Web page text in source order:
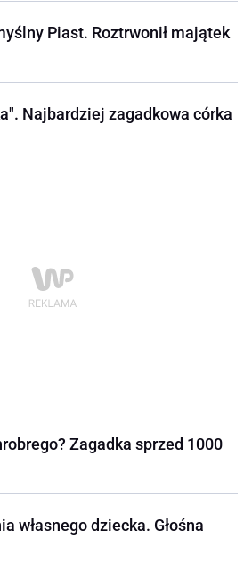
Piast. Roztrwonił majątek
Najbardziej zagadkowa córka
Zagadka sprzed 1000
własnego dziecka. Głośna